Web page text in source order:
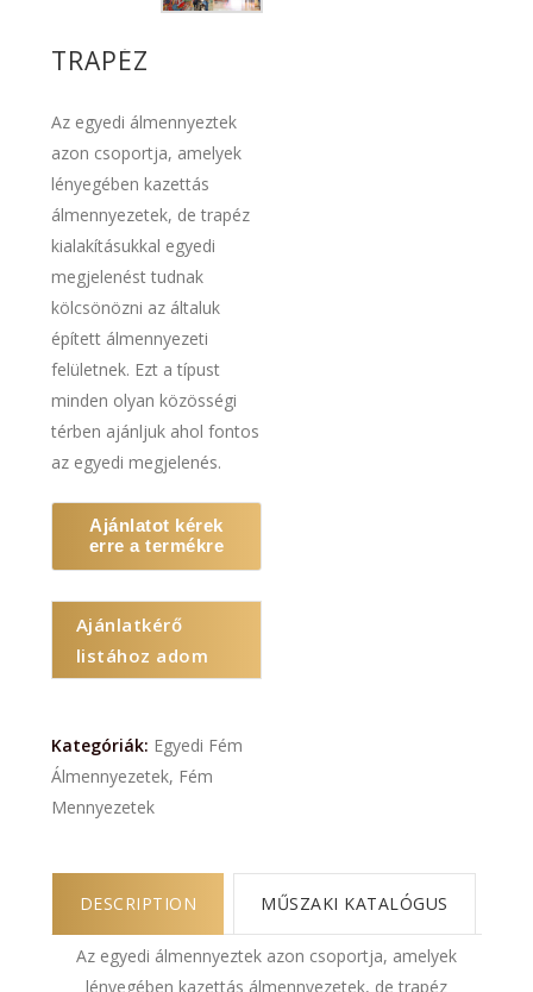
TRAPÉZ
Az egyedi álmennyeztek
azon csoportja, amelyek
lényegében kazettás
álmennyezetek, de trapéz
kialakításukkal egyedi
megjelenést tudnak
kölcsönözni az általuk
épített álmennyezeti
felületnek. Ezt a típust
minden olyan közösségi
térben ajánljuk ahol fontos
az egyedi megjelenés.
Ajánlatot kérek
erre a termékre
Ajánlatkérő
listához adom
Kategóriák: Egyedi Fém
Álmennyezetek, Fém
Mennyezetek
DESCRIPTION MŰSZAKI KATALÓGUS
Az egyedi álmennyeztek azon csoportja, amelyek
lényegében kazettás álmennyezetek, de trapéz